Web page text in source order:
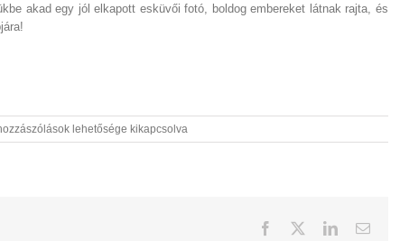
akad egy jól elkapott esküvői fotó, boldog embereket látnak rajta, és
lehetősége kikapcsolva
Facebook LinkedInEmail: